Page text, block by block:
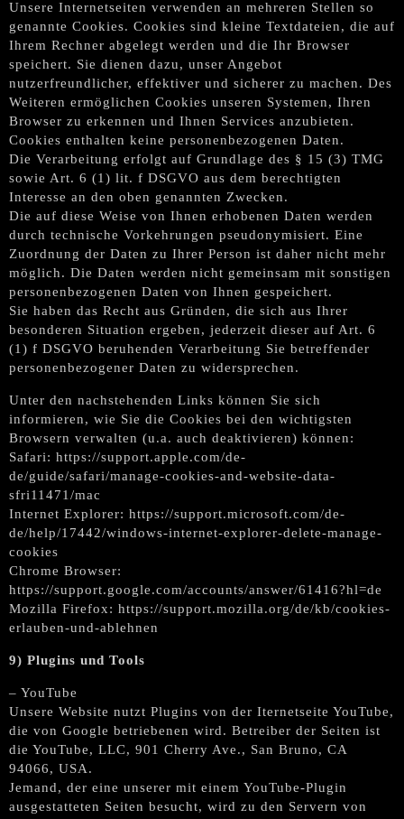
Unsere Internetseiten verwenden an mehreren Stellen so
genannte Cookies. Cookies sind kleine Textdateien, die auf
Ihrem Rechner abgelegt werden und die Ihr Browser
speichert. Sie dienen dazu, unser Angebot
nutzerfreundlicher, effektiver und sicherer zu machen. Des
Weiteren ermöglichen Cookies unseren Systemen, Ihren
Browser zu erkennen und Ihnen Services anzubieten.
Cookies enthalten keine personenbezogenen Daten.
Die Verarbeitung erfolgt auf Grundlage des § 15 (3) TMG
sowie Art. 6 (1) lit. f DSGVO aus dem berechtigten
Interesse an den oben genannten Zwecken.
Die auf diese Weise von Ihnen erhobenen Daten werden
durch technische Vorkehrungen pseudonymisiert. Eine
Zuordnung der Daten zu Ihrer Person ist daher nicht mehr
möglich. Die Daten werden nicht gemeinsam mit sonstigen
personenbezogenen Daten von Ihnen gespeichert.
Sie haben das Recht aus Gründen, die sich aus Ihrer
besonderen Situation ergeben, jederzeit dieser auf Art. 6
(1) f DSGVO beruhenden Verarbeitung Sie betreffender
personenbezogener Daten zu widersprechen.
Unter den nachstehenden Links können Sie sich
informieren, wie Sie die Cookies bei den wichtigsten
Browsern verwalten (u.a. auch deaktivieren) können:
Safari: https://support.apple.com/de-
de/guide/safari/manage-cookies-and-website-data-
sfri11471/mac
Internet Explorer: https://support.microsoft.com/de-
de/help/17442/windows-internet-explorer-delete-manage-
cookies
Chrome Browser:
https://support.google.com/accounts/answer/61416?hl=de
Mozilla Firefox: https://support.mozilla.org/de/kb/cookies-
erlauben-und-ablehnen
9) Plugins und Tools
– YouTube
Unsere Website nutzt Plugins von der Iternetseite YouTube,
die von Google betriebenen wird. Betreiber der Seiten ist
die YouTube, LLC, 901 Cherry Ave., San Bruno, CA
94066, USA.
Jemand, der eine unserer mit einem YouTube-Plugin
ausgestatteten Seiten besucht, wird zu den Servern von